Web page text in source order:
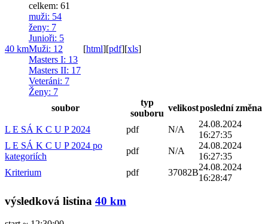
40 km
celkem: 61
muži: 54
ženy: 7
Junioři: 5
Muži: 12
Masters I: 13
Masters II: 17
Veteráni: 7
Ženy: 7
[html][pdf][xls]
soubor
typ
souboru
velikostposlední změna
L E SÁ K C U P 2024 pdf N/A
24.08.2024
16:27:35
L E SÁ K C U P 2024 po
kategoriích
pdf N/A
24.08.2024
16:27:35
Kriterium
pdf 37082B
24.08.2024
16:28:47
výsledková listina 40 km